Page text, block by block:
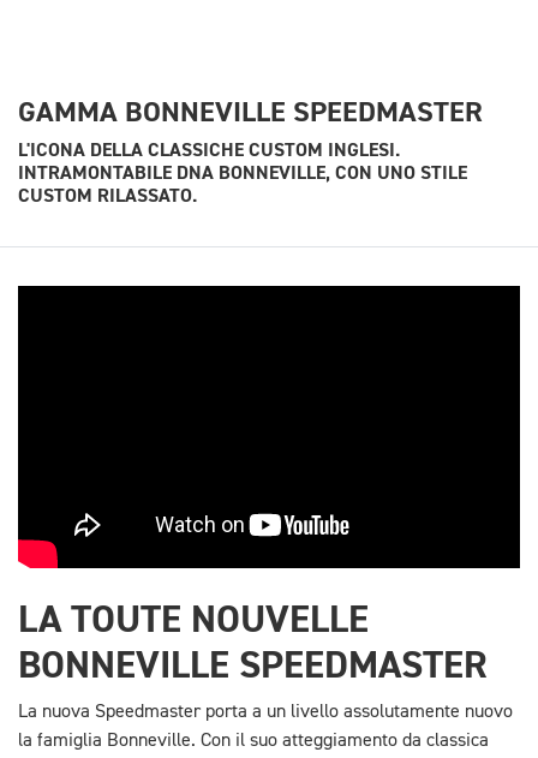
GAMMA BONNEVILLE SPEEDMASTER
L'ICONA DELLA CLASSICHE CUSTOM INGLESI.
INTRAMONTABILE DNA BONNEVILLE, CON UNO STILE
CUSTOM RILASSATO.
LA TOUTE NOUVELLE
BONNEVILLE SPEEDMASTER
La nuova Speedmaster porta a un livello assolutamente nuovo
la famiglia Bonneville. Con il suo atteggiamento da classica